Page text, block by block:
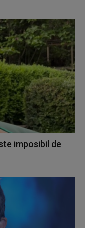
imposibil de